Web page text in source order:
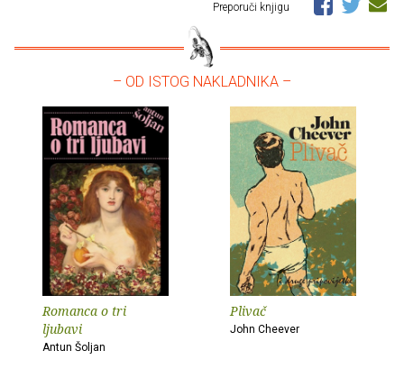
Preporuči knjigu
– OD ISTOG NAKLADNIKA –
Romanca o tri
ljubavi
Antun Šoljan
Plivač
John Cheever